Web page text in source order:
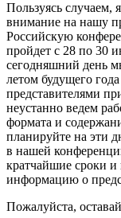
Пользуясь случаем,
внимание на нашу
Российскую
пройдет с 28 по 30
сегодняшний день
летом будущего
представителями
неустанно ведем
формата и
планируйте на эти
в нашей
кратчайшие сроки
информацию о
Пожалуйста,